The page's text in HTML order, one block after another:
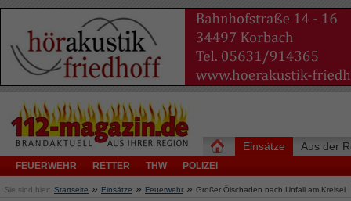
Einsätze
FEUERWEHR RETTER THW POLIZEI
Aus der
Sie sind hier: Startseite » Einsätze » Feuerwehr » Großer Ölschaden nach Unfall am Kreisel